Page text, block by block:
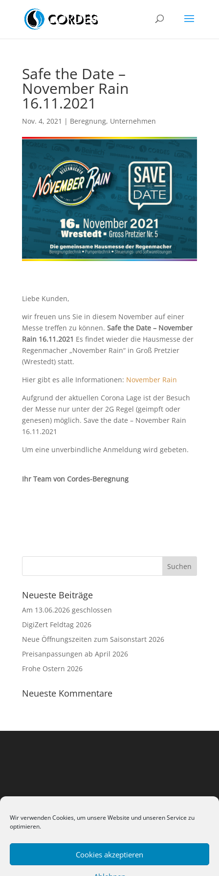
Wir verwenden Cookies, um unsere Website und unseren Service zu
optimieren.
Cookies akzeptieren
Safe the Date –
November Rain
16.11.2021
Nov. 4, 2021 | Beregnung, Unternehmen
Liebe Kunden,
wir freuen uns Sie in diesem November auf einer
Messe treffen zu können. Safe the Date – November
Rain 16.11.2021 Es findet wieder die Hausmesse der
Regenmacher „November Rain“ in Groß Pretzier
(Wrestedt) statt.
Hier gibt es alle Informationen: November Rain
Aufgrund der aktuellen Corona Lage ist der Besuch
der Messe nur unter der 2G Regel (geimpft oder
genesen) möglich. Save the date – November Rain
16.11.2021
Um eine unverbindliche Anmeldung wird gebeten.
Ihr Team von Cordes-Beregnung
Neueste Beiträge
Am 13.06.2026 geschlossen
DigiZert Feldtag 2026
Neue Öffnungszeiten zum Saisonstart 2026
Preisanpassungen ab April 2026
Frohe Ostern 2026
Neueste Kommentare
Datenschutzerklärung
Impressum / AGB